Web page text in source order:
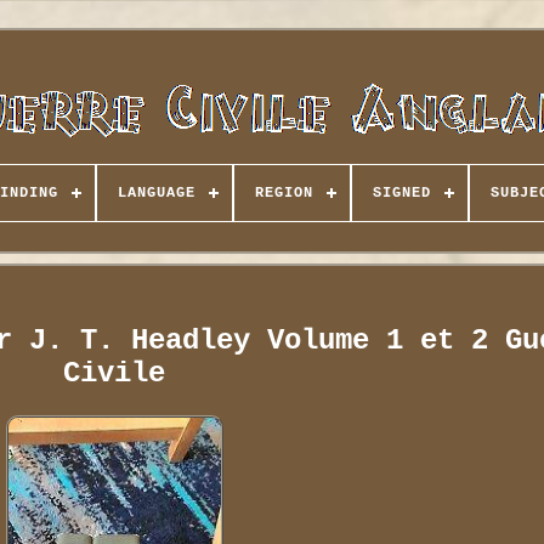
LANGUAGE REGION SIGNED
J. T. Headley Volume 1 et 2
Civile